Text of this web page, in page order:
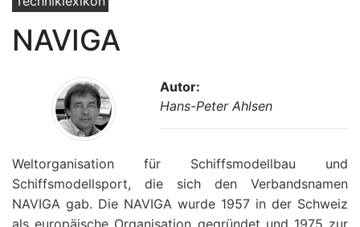
NAVIGA
Autor:
Hans-Peter Ahlsen
Weltorganisation für Schiffsmodellbau und
Schiffsmodellsport, die sich den Verbandsnamen
NAVIGA gab. Die NAVIGA wurde 1957 in der Schweiz
als europäische Organisation gegründet und 1975 zur